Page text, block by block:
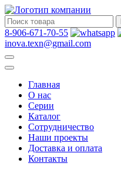
8-906-671-70-55
inova.texn@gmail.com
Главная
О нас
Серии
Каталог
Сотрудничество
Наши проекты
Доставка и оплата
Контакты